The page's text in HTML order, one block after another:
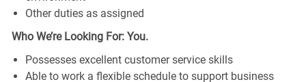
Other duties as assigned
Who We’re Looking For: You.
Possesses excellent customer service skills
Able to work a flexible schedule to support business